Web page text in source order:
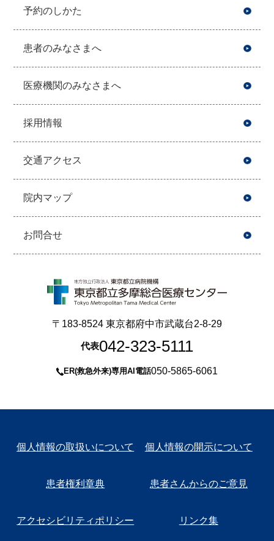
予約のしかた
患者のみなさまへ
医療機関のみなさまへ
採用情報
交通アクセス
院内マップ
お問合せ
〒183-8524 東京都府中市武蔵台2-8-29
代表042-323-5111
ER(救急外来)専用AI電話050-5865-6061
個人情報の取扱いについて 個人情報の開示について
患者権利章典 患者さんからのご意見
アクセシビリティポリシー リンク集